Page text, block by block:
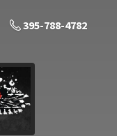
395-788-4782